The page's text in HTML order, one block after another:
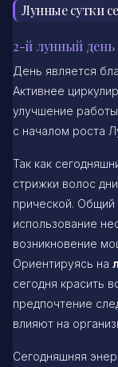
Лунные сутки
2-й лунный день
День является
Активнее
улучшение
с началом роста
Так как
стрижки волос
прической. Общий
использование
возникновение
Ориентируясь на
сегодня красить
предпочтение
влияют на
Сегодняшняя